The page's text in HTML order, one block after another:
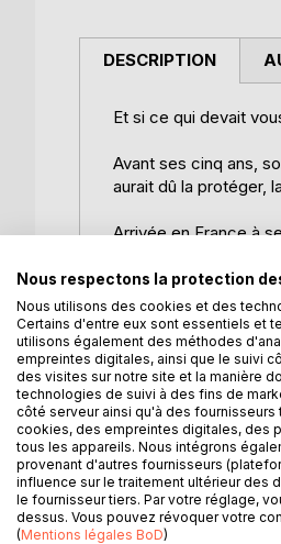
DESCRIPTION
Et si ce qui devait
Avant ses cinq ans,
aurait dû la protéger,
Arrivée en France à
l'alcool, la drogue et
Seule. Sans argent.
C'est là, dans ce
encore. Et tout
RÉDEMPTION n'est
celles et ceux qui
Pour les femmes
cherche une raison
Nous respectons la protection
Nous utilisons des cookies et des
Certains d'entre eux sont essentiels et
utilisons également des méthodes
empreintes digitales, ainsi que le suivi
des visites sur notre site et la manière
technologies de suivi à des fins de
côté serveur ainsi qu'à des
cookies, des empreintes digitales, des
tous les appareils. Nous intégrons
provenant d'autres fournisseurs
influence sur le traitement ultérieur des
le fournisseur tiers. Par votre réglage,
dessus. Vous pouvez révoquer votre
(Mentions légales BoD)